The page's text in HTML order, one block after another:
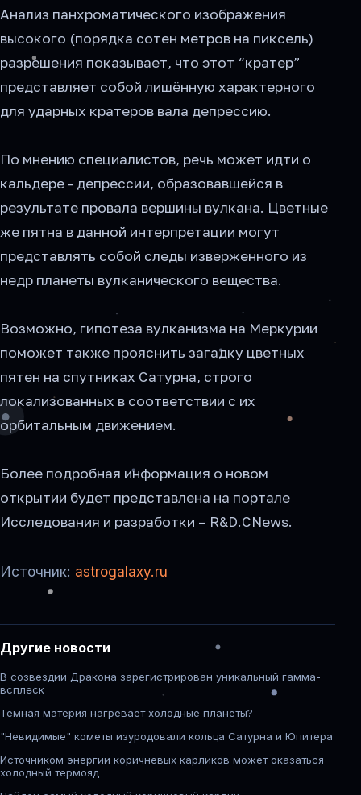
Анализ панхроматического изображения
высокого (порядка сотен метров на пиксель)
разрешения показывает, что этот “кратер”
представляет собой лишённую характерного
для ударных кратеров вала депрессию.
По мнению специалистов, речь может идти о
кальдере - депрессии, образовавшейся в
результате провала вершины вулкана. Цветные
же пятна в данной интерпретации могут
представлять собой следы изверженного из
недр планеты вулканического вещества.
Возможно, гипотеза вулканизма на Меркурии
поможет также прояснить загадку цветных
пятен на спутниках Сатурна, строго
локализованных в соответствии с их
орбитальным движением.
Более подробная информация о новом
открытии будет представлена на портале
Исследования и разработки – R&D.CNews.
Источник: astrogalaxy.ru
Другие новости
В созвездии Дракона зарегистрирован уникальный гамма-
всплеск
Темная материя нагревает холодные планеты?
"Невидимые" кометы изуродовали кольца Сатурна и Юпитера
Источником энергии коричневых карликов может оказаться
холодный термояд